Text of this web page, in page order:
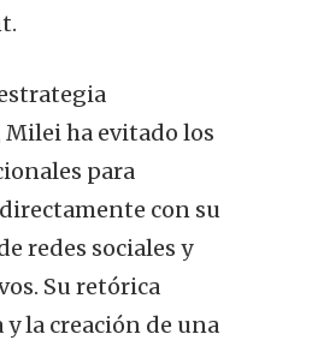
ha evitado los
para
con su
redes sociales y
Su retórica
la creación de una